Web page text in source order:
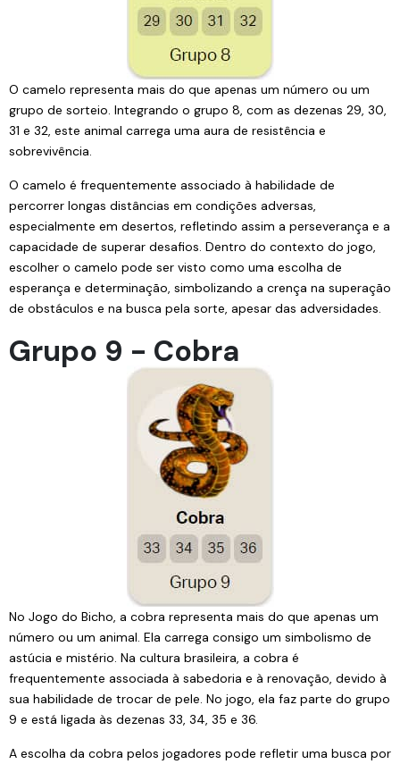
O camelo representa mais do que apenas um número ou um
grupo de sorteio. Integrando o grupo 8, com as dezenas 29, 30,
31 e 32, este animal carrega uma aura de resistência e
sobrevivência.
O camelo é frequentemente associado à habilidade de
percorrer longas distâncias em condições adversas,
especialmente em desertos, refletindo assim a perseverança e a
capacidade de superar desafios. Dentro do contexto do jogo,
escolher o camelo pode ser visto como uma escolha de
esperança e determinação, simbolizando a crença na superação
de obstáculos e na busca pela sorte, apesar das adversidades.
Grupo 9 - Cobra
No Jogo do Bicho, a cobra representa mais do que apenas um
número ou um animal. Ela carrega consigo um simbolismo de
astúcia e mistério. Na cultura brasileira, a cobra é
frequentemente associada à sabedoria e à renovação, devido à
sua habilidade de trocar de pele. No jogo, ela faz parte do grupo
9 e está ligada às dezenas 33, 34, 35 e 36.
A escolha da cobra pelos jogadores pode refletir uma busca por